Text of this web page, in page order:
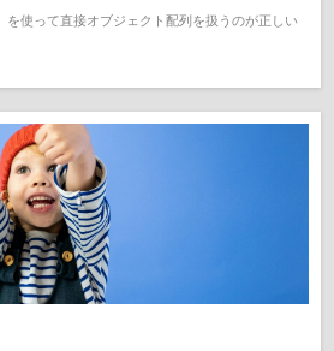
を使って直接オブジェクト配列を扱うのが正しい